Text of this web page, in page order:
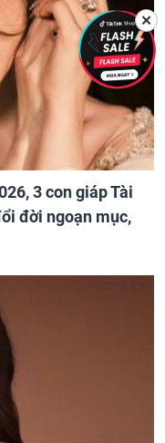
3 con giáp Tài
đời ngoạn mục,
✕